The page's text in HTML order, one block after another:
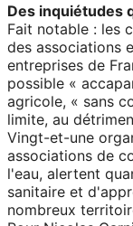
Des inquiétudes
Fait notable : les
des associations
entreprises de
possible «
agricole, « sans
limite, au
Vingt-et-une
associations de
l'eau, alertent
sanitaire et
nombreux